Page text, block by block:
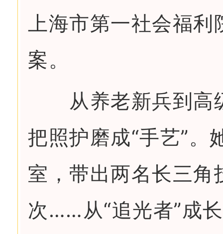
上海市第一社会福利
案。
从养老新兵到高级
把照护磨成“手艺”。
室，带出两名长三
次……从“追光者”成